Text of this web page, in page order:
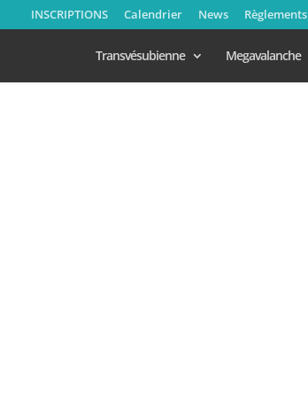
INSCRIPTIONS Calendrier News Règlements
Transvésubienne Megavalanche